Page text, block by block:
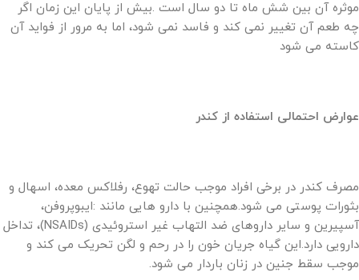
موثره آن بین شش ماه تا دو سال است .بیش از پایان این زمان اگر
چه طعم آن تغییر نمی کند و فاسد نمی شود، اما به مرور از فواید آن
کاسته می شود
عوارض احتمالی استفاده از کندر
مصرف کندر در برخی افراد موجب حالت تهوع، رفلاکس معده، اسهال و
بثورات پوستی می شود.همچنین با دارو هایی مانند :ایبوپروفن،
آسپیرین و سایر داروهای ضد التهاب غیر استروئیدی (NSAIDs)، تداخل
دارویی دارد.این گیاه جریان خون را در رحم و لگن تحریک می کند و
موجب سقط جنین در زنان باردار می شود.